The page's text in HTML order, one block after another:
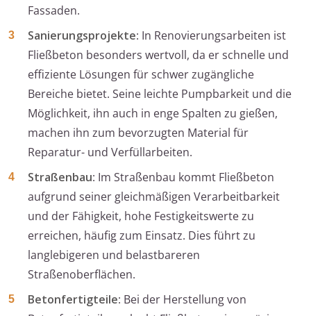
Fassaden.
Sanierungsprojekte: In Renovierungsarbeiten ist
Fließbeton besonders wertvoll, da er schnelle und
effiziente Lösungen für schwer zugängliche
Bereiche bietet. Seine leichte Pumpbarkeit und die
Möglichkeit, ihn auch in enge Spalten zu gießen,
machen ihn zum bevorzugten Material für
Reparatur- und Verfüllarbeiten.
Straßenbau: Im Straßenbau kommt Fließbeton
aufgrund seiner gleichmäßigen Verarbeitbarkeit
und der Fähigkeit, hohe Festigkeitswerte zu
erreichen, häufig zum Einsatz. Dies führt zu
langlebigeren und belastbareren
Straßenoberflächen.
Betonfertigteile: Bei der Herstellung von